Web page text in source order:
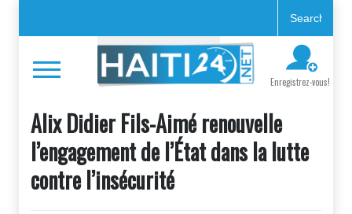
Enregistrez-vous!
Alix Didier Fils-Aimé renouvelle
l’engagement de l’État dans la lutte
contre l’insécurité